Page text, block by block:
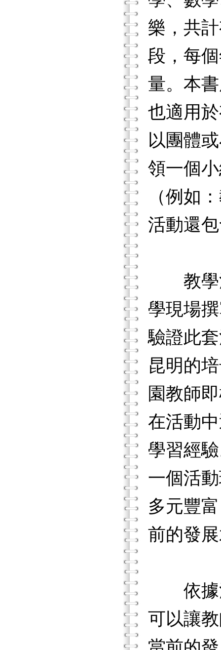
樂，共
段，每
量。本
也適用
以團體
領一個
（例如
活動還
教學活
學現場
驗證此
昆明的
園教師
在活動
學習經
一個活
多元豐
前的發
依據活
可以讓